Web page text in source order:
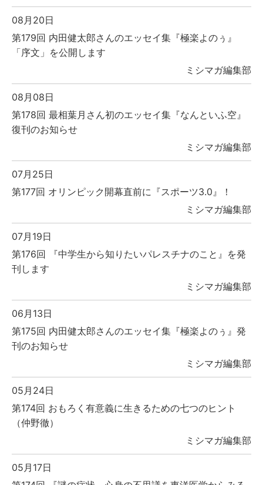
08月20日
第179回 内田健太郎さんのエッセイ集『極楽よのぅ』
「序文」を公開します
ミシマガ編集部
08月08日
第178回 最相葉月さん初のエッセイ集『なんといふ空』
復刊のお知らせ
ミシマガ編集部
07月25日
第177回 オリンピック開幕直前に『スポーツ3.0』！
ミシマガ編集部
07月19日
第176回 『中学生から知りたいパレスチナのこと』を発
刊します
ミシマガ編集部
06月13日
第175回 内田健太郎さんのエッセイ集『極楽よのぅ』発
刊のお知らせ
ミシマガ編集部
05月24日
第174回 おもろく有意義に生きるための七つのヒント
（仲野徹）
ミシマガ編集部
05月17日